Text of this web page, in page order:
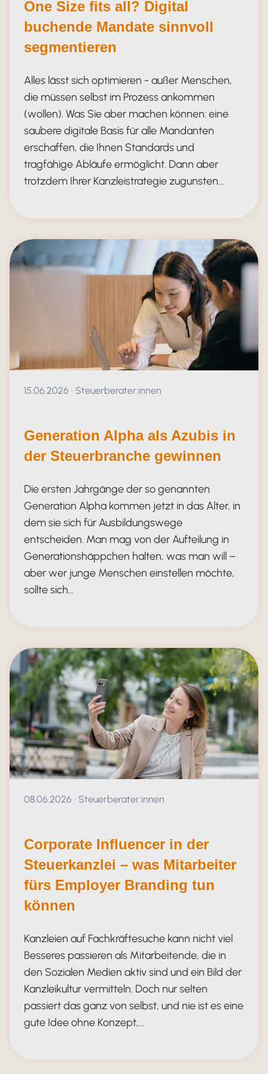
Digital buchende Mandate sinnvoll
One Size fits all? Digital
buchende Mandate sinnvoll
segmentieren
Alles lässt sich optimieren - außer Menschen,
die müssen selbst im Prozess ankommen
(wollen). Was Sie aber machen können: eine
saubere digitale Basis für alle Mandanten
erschaffen, die Ihnen Standards und
tragfähige Abläufe ermöglicht. Dann aber
trotzdem Ihrer Kanzleistrategie zugunsten…
Veröffentlicht am 15.06.2026
15.06.2026 · Steuerberater:innen
Generation Alpha als Azubis in
der Steuerbranche gewinnen
Die ersten Jahrgänge der so genannten
Generation Alpha kommen jetzt in das Alter, in
dem sie sich für Ausbildungswege
entscheiden. Man mag von der Aufteilung in
Generationshäppchen halten, was man will –
aber wer junge Menschen einstellen möchte,
sollte sich…
Corporate Influencer in der Kanzlei
Veröffentlicht am 08.06.2026
08.06.2026 · Steuerberater:innen
Corporate Influencer in der
Steuerkanzlei – was Mitarbeiter
fürs Employer Branding tun
können
Kanzleien auf Fachkräftesuche kann nicht viel
Besseres passieren als Mitarbeitende, die in
den Sozialen Medien aktiv sind und ein Bild der
Kanzleikultur vermitteln. Doch nur selten
passiert das ganz von selbst, und nie ist es eine
gute Idee ohne Konzept,…